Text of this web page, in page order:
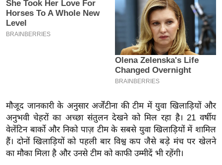
0
2
6
-
पे
प
र
मि
मौजूद जानकारी के अनुसार अर्जेंटीना की टीम में युवा खिलाड़ियों और
अनुभवी चेहरों का अच्छा संतुलन देखने को मिल रहा है। 21 वर्षीय
वेलेंटिन बार्को और निको पाज़ टीम के सबसे युवा खिलाड़ियों में शामिल
हैं। दोनों खिलाड़ियों को पहली बार विश्व कप जैसे बड़े मंच पर खेलने
का मौका मिला है और उनसे टीम को काफी उम्मीदें भी रहेंगी।